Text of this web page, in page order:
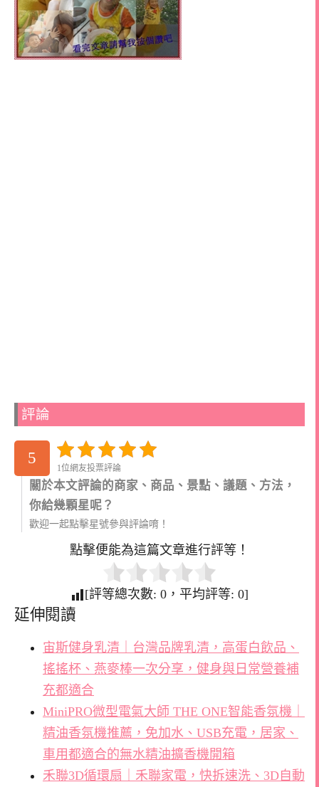
評論
5
1位網友投票評論
關於本文評論的商家、商品、景點、議題、方法，
你給幾顆星呢？
歡迎一起點擊星號參與評論唷！
點擊便能為這篇文章進行評等！
[評等總次數: 0 ，平均評等: 0]
延伸閱讀
宙斯健身乳清｜台灣品牌乳清，高蛋白飲品、
搖搖杯、燕麥棒一次分享，健身與日常營養補
充都適合
MiniPRO微型電氣大師 THE ONE智能香氛機｜
精油香氛機推薦，免加水、USB充電，居家、
車用都適合的無水精油擴香機開箱
禾聯3D循環扇｜禾聯家電，快拆速洗、3D自動